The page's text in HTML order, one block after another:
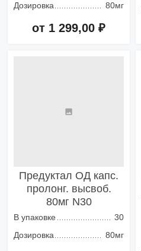
Дозировка 80мг
от 1 299,00 ₽
Предуктал ОД капс.
пролонг. высвоб.
80мг N30
В упаковке
30
Дозировка
80мг